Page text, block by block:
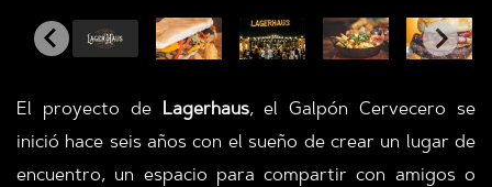
El proyecto de Lagerhaus, el Galpón Cervecero se
inició hace seis años con el sueño de crear un lugar de
encuentro, un espacio para compartir con amigos o